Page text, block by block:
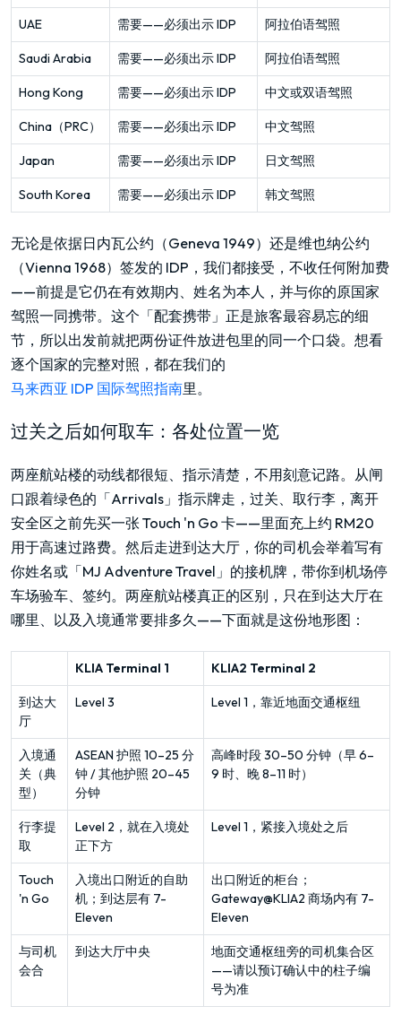
UAE 需要——必须出示 IDP 阿拉伯语驾照
Saudi Arabia 需要——必须出示 IDP 阿拉伯语驾照
Hong Kong 需要——必须出示 IDP 中文或双语驾照
China（PRC） 需要——必须出示 IDP 中文驾照
Japan 需要——必须出示 IDP 日文驾照
South Korea 需要——必须出示 IDP 韩文驾照
无论是依据日内瓦公约（Geneva 1949）还是维也纳公约
（Vienna 1968）签发的 IDP，我们都接受，不收任何附加费
——前提是它仍在有效期内、姓名为本人，并与你的原国家
驾照一同携带。这个「配套携带」正是旅客最容易忘的细
节，所以出发前就把两份证件放进包里的同一个口袋。想看
逐个国家的完整对照，都在我们的
马来西亚 IDP 国际驾照指南里。
过关之后如何取车：各处位置一览
两座航站楼的动线都很短、指示清楚，不用刻意记路。从闸
口跟着绿色的「Arrivals」指示牌走，过关、取行李，离开
安全区之前先买一张 Touch 'n Go 卡——里面充上约 RM20
用于高速过路费。然后走进到达大厅，你的司机会举着写有
你姓名或「MJ Adventure Travel」的接机牌，带你到机场停
车场验车、签约。两座航站楼真正的区别，只在到达大厅在
哪里、以及入境通常要排多久——下面就是这份地形图：
KLIA Terminal 1 KLIA2 Terminal 2
到达大
厅
Level 3 Level 1，靠近地面交通枢纽
入境通
关（典
型）
ASEAN 护照 10–25 分
钟 / 其他护照 20–45
分钟
高峰时段 30–50 分钟（早 6–
9 时、晚 8–11 时）
行李提
取
Level 2，就在入境处
正下方
Level 1，紧接入境处之后
Touch
'n Go
入境出口附近的自助
机；到达层有 7-
Eleven
出口附近的柜台；
Gateway@KLIA2 商场内有 7-
Eleven
与司机
会合
到达大厅中央
地面交通枢纽旁的司机集合区
——请以预订确认中的柱子编
号为准